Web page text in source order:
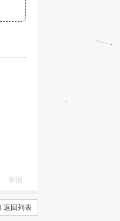
举报
返回列表